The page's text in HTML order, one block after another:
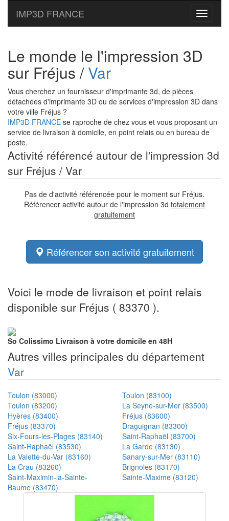
Toggle
IMP3D FRANCE
Le monde le l'impression 3D
sur Fréjus /Var
Vous cherchez un fournisseur d'imprimante 3d, de pièces
détachées d'imprimante 3D ou de services d'impression 3D dans
votre ville Fréjus ?
IMP3D FRANCE se raproche de chez vous et vous proposant un
service de livraison à domicile, en point relais ou en bureau de
poste.
Activité référencé autour de l'impression 3d
sur Fréjus / Var
Pas de d'activité référencée pour le moment sur Fréjus.
Référencer activité autour de l'impression 3d totalement
gratuitement
Référencer son activité gratuitement
Voici le mode de livraison et point relais
disponible sur Fréjus ( 83370 ).
So Colissimo Livraison à votre domicile en 48H
Autres villes principales du département
Var
Toulon (83000)
Toulon (83100)
Toulon (83200)
La Seyne-sur-Mer (83500)
Hyères (83400)
Fréjus (83600)
Fréjus (83370)
Draguignan (83300)
Six-Fours-les-Plages (83140)
Saint-Raphaël (83700)
Saint-Raphaël (83530)
La Garde (83130)
La Valette-du-Var (83160)
Sanary-sur-Mer (83110)
La Crau (83260)
Brignoles (83170)
Saint-Maximin-la-Sainte-
Baume (83470)
Sainte-Maxime (83120)